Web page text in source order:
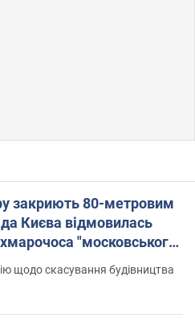
закриють 80-метровим
Києва відмовилась
"московського
щодо скасування будівництва